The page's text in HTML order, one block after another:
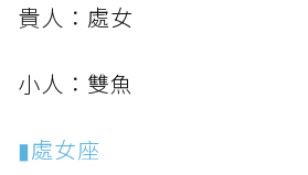
貴人：處女
小人：雙魚
▮處女座